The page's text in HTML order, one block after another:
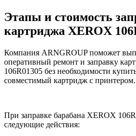
Этапы и стоимость
картриджа XEROX
Компания ARNGROUP поможет
оперативный ремонт и заправку
106R01305 без необходимости
совместимый картридж с принтером.
При заправке барабана XEROX
следующие действия: